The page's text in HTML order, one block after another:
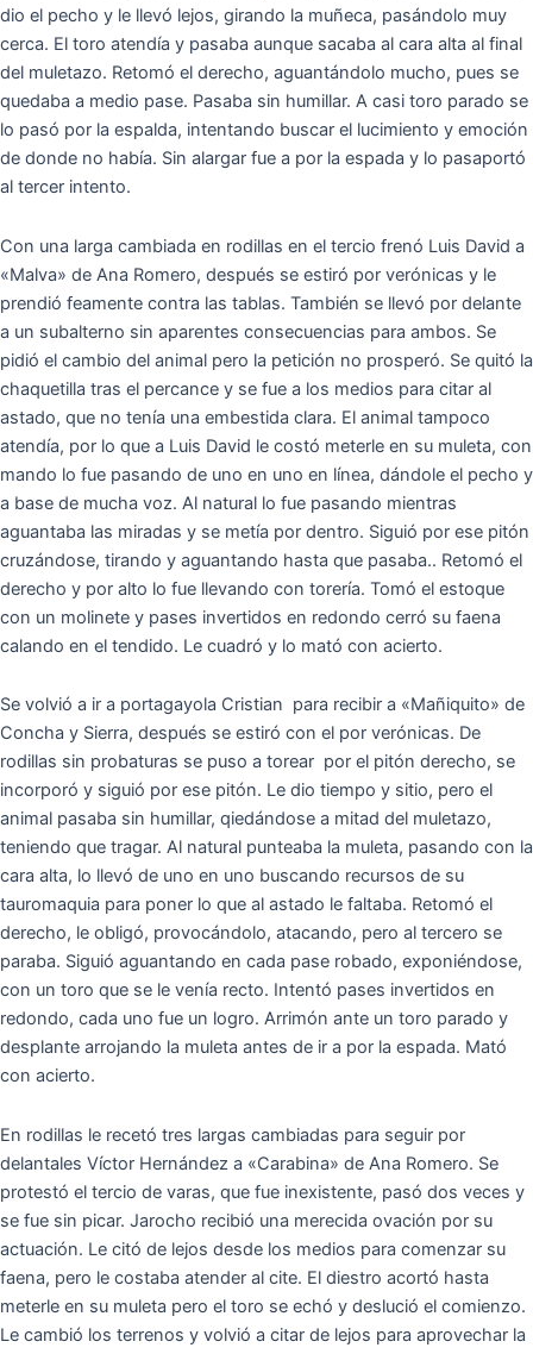
dio el pecho y le llevó lejos, girando la muñeca, pasándolo muy
cerca. El toro atendía y pasaba aunque sacaba al cara alta al final
del muletazo. Retomó el derecho, aguantándolo mucho, pues se
quedaba a medio pase. Pasaba sin humillar. A casi toro parado se
lo pasó por la espalda, intentando buscar el lucimiento y emoción
de donde no había. Sin alargar fue a por la espada y lo pasaportó
al tercer intento.
Con una larga cambiada en rodillas en el tercio frenó Luis David a
«Malva» de Ana Romero, después se estiró por verónicas y le
prendió feamente contra las tablas. También se llevó por delante
a un subalterno sin aparentes consecuencias para ambos. Se
pidió el cambio del animal pero la petición no prosperó. Se quitó la
chaquetilla tras el percance y se fue a los medios para citar al
astado, que no tenía una embestida clara. El animal tampoco
atendía, por lo que a Luis David le costó meterle en su muleta, con
mando lo fue pasando de uno en uno en línea, dándole el pecho y
a base de mucha voz. Al natural lo fue pasando mientras
aguantaba las miradas y se metía por dentro. Siguió por ese pitón
cruzándose, tirando y aguantando hasta que pasaba.. Retomó el
derecho y por alto lo fue llevando con torería. Tomó el estoque
con un molinete y pases invertidos en redondo cerró su faena
calando en el tendido. Le cuadró y lo mató con acierto.
Se volvió a ir a portagayola Cristian para recibir a «Mañiquito» de
Concha y Sierra, después se estiró con el por verónicas. De
rodillas sin probaturas se puso a torear por el pitón derecho, se
incorporó y siguió por ese pitón. Le dio tiempo y sitio, pero el
animal pasaba sin humillar, qiedándose a mitad del muletazo,
teniendo que tragar. Al natural punteaba la muleta, pasando con la
cara alta, lo llevó de uno en uno buscando recursos de su
tauromaquia para poner lo que al astado le faltaba. Retomó el
derecho, le obligó, provocándolo, atacando, pero al tercero se
paraba. Siguió aguantando en cada pase robado, exponiéndose,
con un toro que se le venía recto. Intentó pases invertidos en
redondo, cada uno fue un logro. Arrimón ante un toro parado y
desplante arrojando la muleta antes de ir a por la espada. Mató
con acierto.
En rodillas le recetó tres largas cambiadas para seguir por
delantales Víctor Hernández a «Carabina» de Ana Romero. Se
protestó el tercio de varas, que fue inexistente, pasó dos veces y
se fue sin picar. Jarocho recibió una merecida ovación por su
actuación. Le citó de lejos desde los medios para comenzar su
faena, pero le costaba atender al cite. El diestro acortó hasta
meterle en su muleta pero el toro se echó y deslució el comienzo.
Le cambió los terrenos y volvió a citar de lejos para aprovechar la